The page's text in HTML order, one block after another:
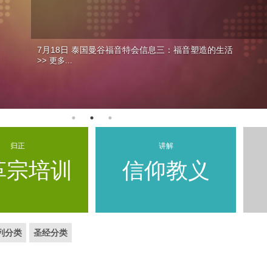
7月18日 泰国曼谷福音特会信息三：福音塑造的生活
>> 更多...
归正
培训
讲解
信仰教义
分类 圣经分类